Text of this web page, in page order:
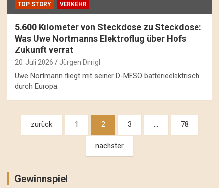
TOP STORY VERKEHR
5.600 Kilometer von Steckdose zu Steckdose:
Was Uwe Nortmanns Elektroflug über Hofs
Zukunft verrät
20. Juli 2026 Jürgen Dirrigl
Uwe Nortmann fliegt mit seiner D-MESO batterieelektrisch
durch Europa.
Beitragsnavigation
zurück 1 2 3 … 78
nächster
Gewinnspiel